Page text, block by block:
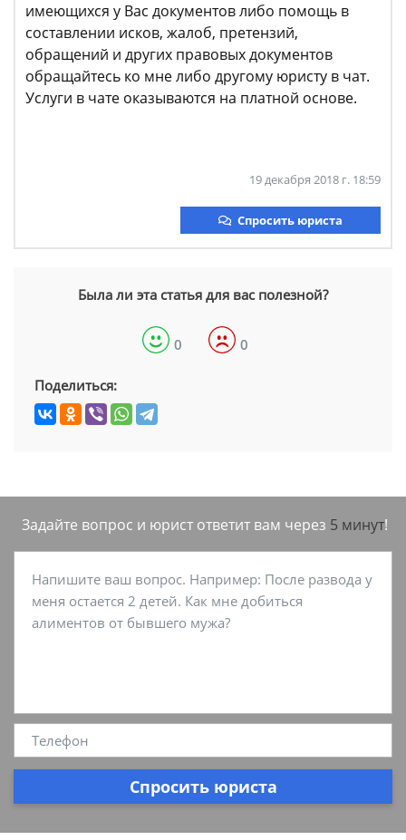
имеющихся у Вас документов либо помощь в
составлении исков, жалоб, претензий,
обращений и других правовых документов
обращайтесь ко мне либо другому юристу в чат.
Услуги в чате оказываются на платной основе.
19 декабря 2018 г. 18:59
Спросить юриста
Была ли эта статья для вас полезной?
0 0
Поделиться:
Задайте вопрос и юрист ответит вам через 5 минут!
Спросить юриста